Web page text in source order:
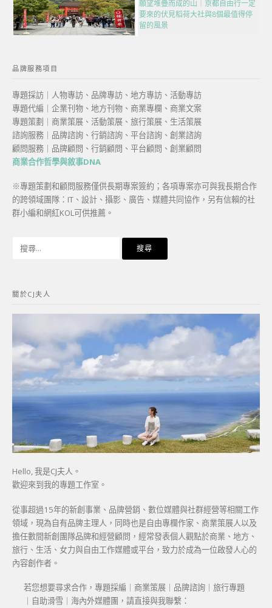
願望堆疊而成的山｜京都自由行一定
要來的伏見稻荷大社與8個最值得停
留的風景
品牌服務項目
專題採訪｜人物專訪、品牌專訪、地方專訪、活動專訪
專題代編｜企業刊物、地方刊物、商業專欄、商業文案
專題策劃｜商業策展、活動策展、旅行策展、生活策展
諮詢服務｜品牌諮詢、行銷諮詢、平台諮詢、創業諮詢
顧問服務｜品牌顧問、行銷顧問、平台顧問、創業顧問
商業合作哲學與敘事DNA
※專題策劃和顧問服務僅供長期專案簽約；各項專案亦可與我長期合作
的跨領域團隊：IT、設計、攝影、廣告、媒體共同協作，另有信賴的社
群小編和網紅KOL可供推薦。
字:
關於CJ夫人
Hello, 我是CJ夫人。
歡迎來到我的專題工作室。
從事超過15年的新創事業、品牌營銷、數位媒體與社群經營等相關工作
領域，現為自有品牌主理人，同時也是自由專欄作家、商業策展人以及
擔任數間新創團隊品牌和經營顧問，經常發表個人觀點於商業、地方、
旅行、生活、女力與自由工作媒體或平台，致力於成為一位啟發人心的
內容創作者。
若您想要尋求合作，專題採編｜商業策展｜品牌諮詢｜旅行專題
｜自助滑雪｜海內外媒體團，請直接與我聯繫：